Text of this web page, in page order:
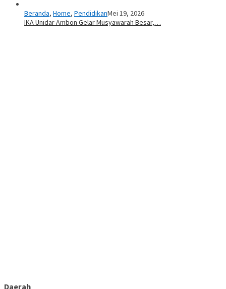
Beranda, Home, PendidikanMei 19, 2026
IKA Unidar Ambon Gelar Musyawarah Besar,…
Daerah